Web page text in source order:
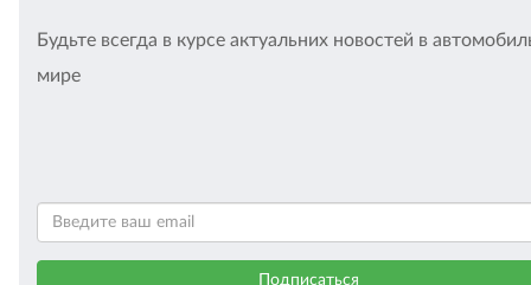
Будьте всегда в курсе актуальних новостей в
мире